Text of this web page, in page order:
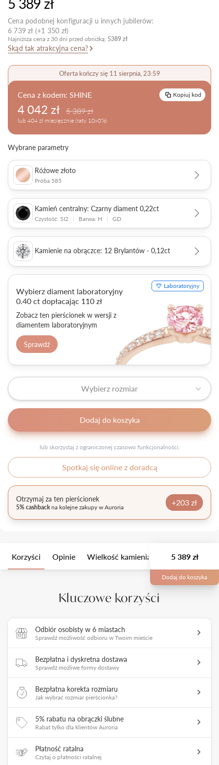
Cena podobnej konfiguracji u innych jubilerów:
6 739 zł (+1 350 zł)
Najniższa cena z 30 dni przed obniżką: 5389 zł
Skąd tak atrakcyjna cena?
Oferta kończy się 11 sierpnia, 23:59
Cena z kodem: SHINE Kopiuj kod
4 042 zł 5 389 zł
lub 404 zł miesięcznie (raty 10x0%)
Wybrane parametry
Różowe złoto
Próba 585
Kamień centralny: Czarny diament 0,22ct
Czystość: SI2 | Barwa: H | GD
Kamienie na obrączce: 12 Brylantów - 0,12ct
Laboratoryjny
Wybierz diament laboratoryjny
0.40 ct dopłacając 110 zł
Zobacz ten pierścionek w wersji z
diamentem laboratoryjnym
Sprawdź
Wybierz rozmiar
Dodaj do koszyka
lub skorzystaj z ograniczonej czasowo funkcjonalności:
Spotkaj się online z doradcą
Otrzymaj za ten pierścionek
5% cashbackna kolejne zakupy w Auroria +203 zł
Korzyści Opinie Wielkość kamienia Opis
5 389 zł
Dodaj do koszyka
Kluczowe korzyści
Odbiór osobisty w 6 miastach
Sprawdź możliwość odbioru w Twoim mieście
Bezpłatna i dyskretna dostawa
Sprawdź możliwe formy dostawy
Bezpłatna korekta rozmiaru
Jak wybrać rozmiar pierścionka?
5% rabatu na obrączki ślubne
Rabat tylko dla klientów Auroria
Płatność ratalna
Czytaj o płatności ratalnej